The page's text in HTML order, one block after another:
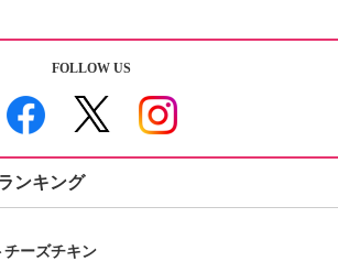
FOLLOW US
ンキング
チーズチキン